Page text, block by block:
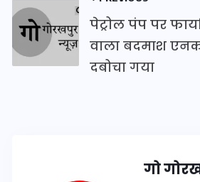
पेट्रोल पंप पर
वाला बदमाश
दबोचा गया
गो